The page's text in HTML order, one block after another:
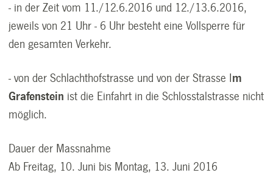
- in der Zeit vom 11./12.6.2016 und 12./13.6.2016,
jeweils von 21 Uhr - 6 Uhr besteht eine Vollsperre für
den gesamten Verkehr.
- von der Schlachthofstrasse und von der Strasse I m
Grafenstein ist die Einfahrt in die Schlosstalstrasse nicht
möglich.
Dauer der Massnahme
Ab Freitag, 10. Juni bis Montag, 13. Juni 2016